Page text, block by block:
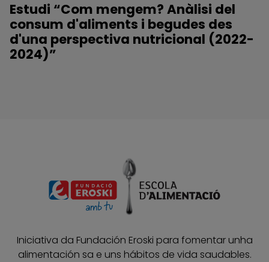
Estudi “Com mengem? Anàlisi del
consum d'aliments i begudes des
d'una perspectiva nutricional (2022-
2024)”
Iniciativa da Fundación Eroski para fomentar unha
alimentación sa e uns hábitos de vida saudables.